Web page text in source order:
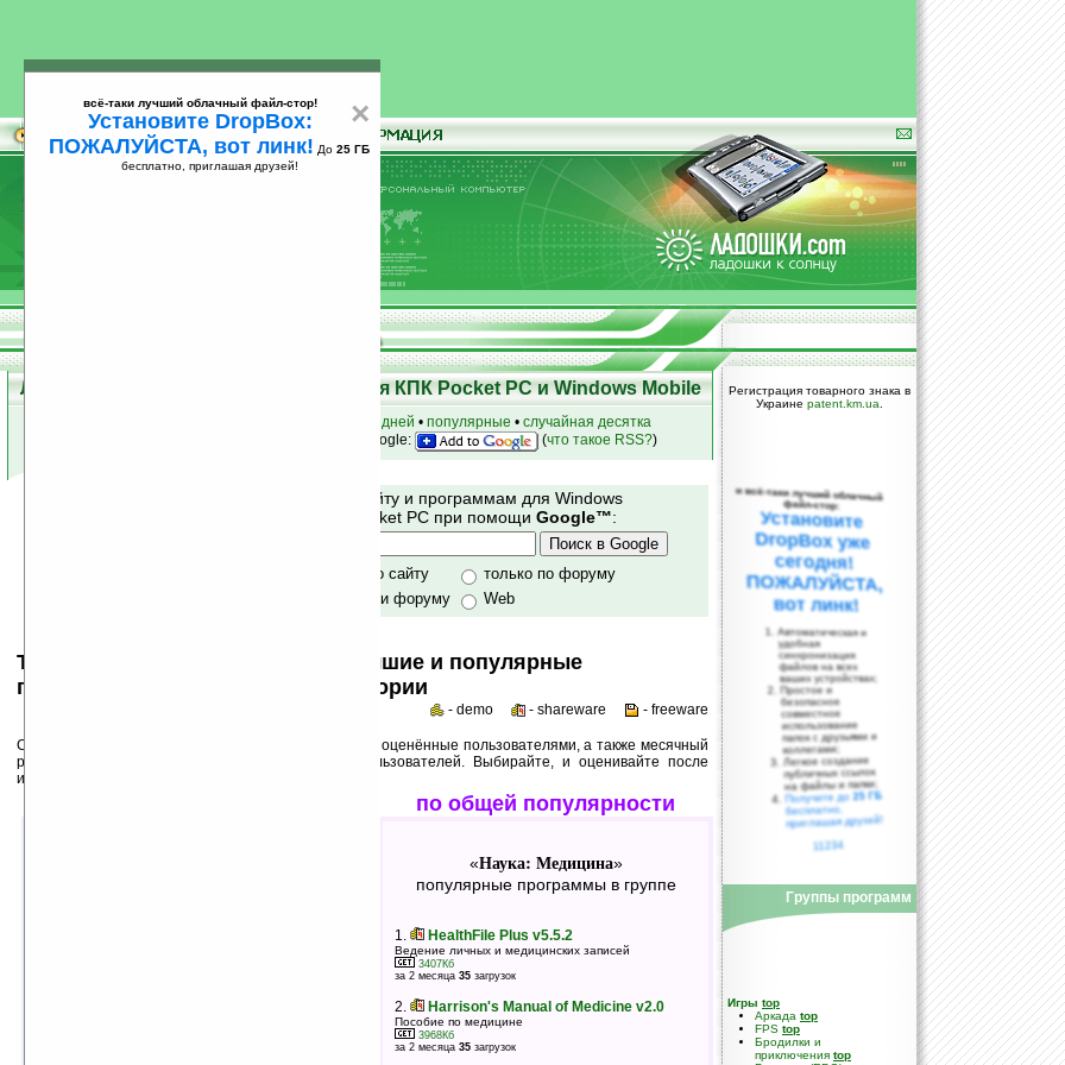
25
Лучшие и популярные программы для КПК Pocket PC и Windows Mobile
за 7 дней • популярные • случайная десятка
на Google: (что такое RSS?)
Поиск по сайту и программам для Windows
Mobile и Pocket PC при помощи Google™:
только по сайту
только по форуму
по сайту и форуму
Web
Top 50s по категориям: самые лучшие и популярные
программы для Pocket PC в категории
- demo - shareware - freeware
Среди лучших ниже перечислены программы, выше оценённые пользователями, а также месячный
рейтинги популярности на основе активности пользователей. Выбирайте, и оценивайте после
использования!
по общей популярности
«Наука: Медицина»
популярные программы в группе
1. HealthFile Plus v5.5.2
Ведение личных и медицинских записей
3407Кб
за 2 месяца 35 загрузок
2. Harrison's Manual of Medicine v2.0
Пособие по медицине
3968Кб
за 2 месяца 35 загрузок
Регистрация товарного знака в
Украине patent.km.ua
×
всё-таки лучший облачный файл-стор!
Установите DropBox:
ПОЖАЛУЙСТА, вот линк! До 25 ГБ
бесплатно, приглашая друзей!
и всё-таки лучший облачный
файл-стор:
Установите
DropBox уже
сегодня!
ПОЖАЛУЙСТА,
вот линк!
Автоматическая и
удобная
синхронизация
файлов на всех
ваших устройствах;
Простое и
безопасное
совместное
использование
папок с друзьями и
коллегами;
Легкое создание
публичных ссылок
на файлы и папки;
Получите до25 ГБ
бесплатно,
приглашая друзей!
11234
Группы программ
Игры top
Аркада top
FPS top
Бродилки и
приключения top